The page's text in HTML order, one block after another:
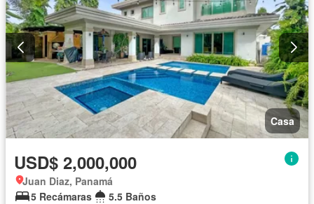
Casa
USD$ 2,000,000
Juan Diaz, Panamá
5 Recámaras
5.5 Baños